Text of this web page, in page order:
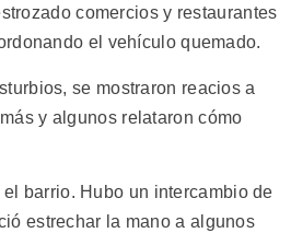
comercios y restaurantes
el vehículo quemado.
se mostraron reacios a
y algunos relataron cómo
barrio. Hubo un intercambio de
estrechar la mano a algunos